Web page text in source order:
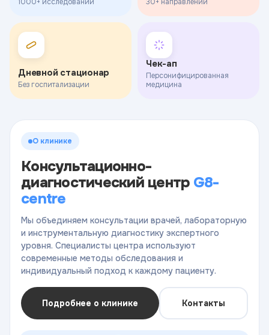
Дневной стационар
Без госпитализации
Чек-ап
Персонифицированная
медицина
О клинике
Консультационно-
диагностический центр G8-
centre
Мы объединяем консультации врачей, лабораторную
и инструментальную диагностику экспертного
уровня. Специалисты центра используют
современные методы обследования и
индивидуальный подход к каждому пациенту.
Подробнее о клинике Контакты